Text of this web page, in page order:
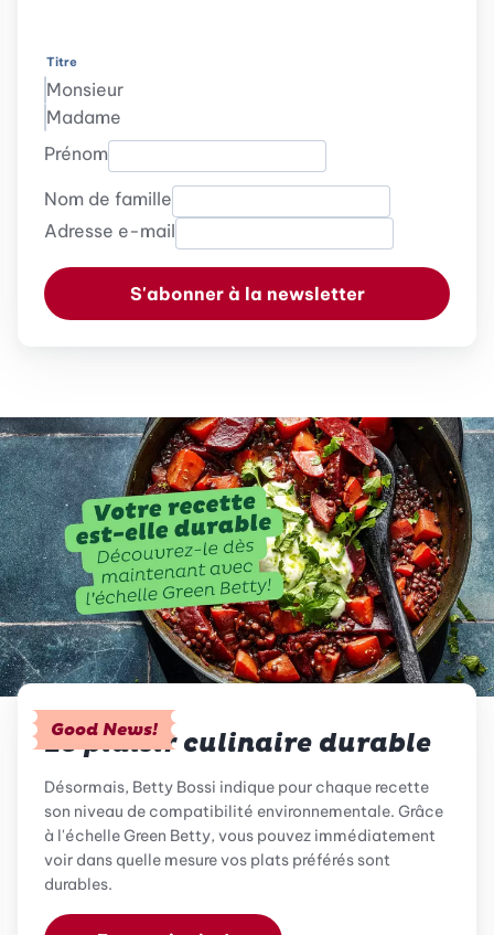
Titre
Monsieur
Madame
Prénom
Nom de famille
Adresse e-mail
S'abonner à la newsletter
Good News!
Le plaisir culinaire durable
Désormais, Betty Bossi indique pour chaque recette
son niveau de compatibilité environnementale. Grâce
à l'échelle Green Betty, vous pouvez immédiatement
voir dans quelle mesure vos plats préférés sont
durables.